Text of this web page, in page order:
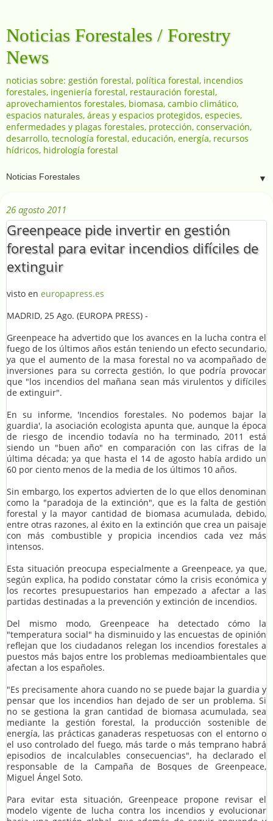
Noticias Forestales / Forestry
News
noticias sobre: gestión forestal, política forestal, incendios
forestales, ingeniería forestal, restauración forestal,
aprovechamientos forestales, biomasa, cambio climático,
espacios naturales, áreas y espacios protegidos, especies,
enfermedades y plagas forestales, protección, conservación,
desarrollo, tecnología forestal, educación, energía, recursos
hídricos, hidrología forestal
▼
26 agosto 2011
Greenpeace pide invertir en gestión
forestal para evitar incendios difíciles de
extinguir
visto en europapress.es
MADRID, 25 Ago. (EUROPA PRESS) -
Greenpeace ha advertido que los avances en la lucha contra el
fuego de los últimos años están teniendo un efecto secundario,
ya que el aumento de la masa forestal no va acompañado de
inversiones para su correcta gestión, lo que podría provocar
que "los incendios del mañana sean más virulentos y difíciles
de extinguir".
En su informe, 'Incendios forestales. No podemos bajar la
guardia', la asociación ecologista apunta que, aunque la época
de riesgo de incendio todavía no ha terminado, 2011 está
siendo un "buen año" en comparación con las cifras de la
última década; ya que hasta el 14 de agosto había ardido un
60 por ciento menos de la media de los últimos 10 años.
Sin embargo, los expertos advierten de lo que ellos denominan
como la "paradoja de la extinción", que es la falta de gestión
forestal y la mayor cantidad de biomasa acumulada, debido,
entre otras razones, al éxito en la extinción que crea un paisaje
con más combustible y propicia incendios cada vez más
intensos.
Esta situación preocupa especialmente a Greenpeace, ya que,
según explica, ha podido constatar cómo la crisis económica y
los recortes presupuestarios han empezado a afectar a las
partidas destinadas a la prevención y extinción de incendios.
Del mismo modo, Greenpeace ha detectado cómo la
"temperatura social" ha disminuido y las encuestas de opinión
reflejan que los ciudadanos relegan los incendios forestales a
puestos más bajos entre los problemas medioambientales que
afectan a los españoles.
"Es precisamente ahora cuando no se puede bajar la guardia y
pensar que los incendios han dejado de ser un problema. Si
no se gestiona la gran cantidad de biomasa acumulada, sea
mediante la gestión forestal, la producción sostenible de
energía, las prácticas ganaderas respetuosas con el entorno o
el uso controlado del fuego, más tarde o más temprano habrá
episodios de incalculables consecuencias", ha declarado el
responsable de la Campaña de Bosques de Greenpeace,
Miguel Ángel Soto.
Para evitar esta situación, Greenpeace propone revisar el
modelo vigente de lucha contra los incendios y evolucionar